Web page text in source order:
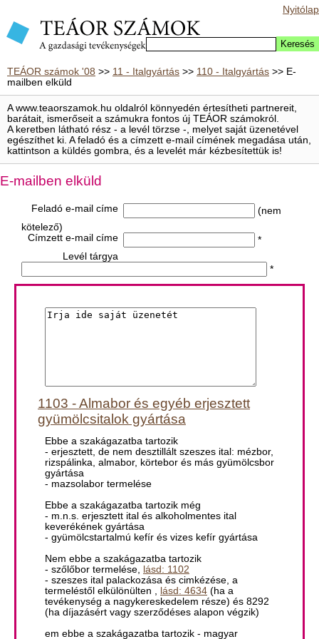
Nyitólap
TEÁOR számok '08 >> 11 - Italgyártás >> 110 - Italgyártás >> E-
mailben elküld
A www.teaorszamok.hu oldalról könnyedén értesítheti partnereit,
barátait, ismerőseit a számukra fontos új TEÁOR számokról.
A keretben látható rész - a levél törzse -, melyet saját üzenetével
egészíthet ki. A feladó és a címzett e-mail címének megadása után,
kattintson a küldés gombra, és a levelét már kézbesítettük is!
E-mailben elküld
Feladó e-mail címe
(nem
kötelező)
Címzett e-mail címe
*
Levél tárgya
*
1103 - Almabor és egyéb erjesztett
gyümölcsitalok gyártása
Ebbe a szakágazatba tartozik
- erjesztett, de nem desztillált szeszes ital: mézbor,
rizspálinka, almabor, körtebor és más gyümölcsbor
gyártása
- mazsolabor termelése
Ebbe a szakágazatba tartozik még
- m.n.s. erjesztett ital és alkoholmentes ital
keverékének gyártása
- gyümölcstartalmú kefír és vizes kefír gyártása
Nem ebbe a szakágazatba tartozik
- szőlőbor termelése, lásd: 1102
- szeszes ital palackozása és cimkézése, a
termeléstől elkülönülten , lásd: 4634 (ha a
tevékenység a nagykereskedelem része) és 8292
(ha díjazásért vagy szerződéses alapon végzik)
em ebbe a szakágazatba tartozik - magyar